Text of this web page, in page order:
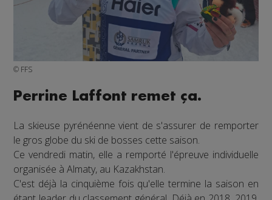
© FFS
Perrine Laffont remet ça.
La skieuse pyrénéenne vient de s'assurer de remporter
le gros globe du ski de bosses cette saison.
Ce vendredi matin, elle a remporté l'épreuve individuelle
organisée à Almaty, au Kazakhstan.
C'est déjà la cinquième fois qu'elle termine la saison en